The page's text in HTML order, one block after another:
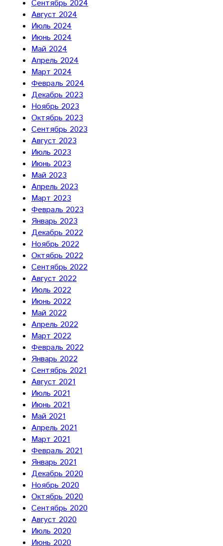
Сентябрь 2024
Август 2024
Июль 2024
Июнь 2024
Май 2024
Апрель 2024
Март 2024
Февраль 2024
Декабрь 2023
Ноябрь 2023
Октябрь 2023
Сентябрь 2023
Август 2023
Июль 2023
Июнь 2023
Май 2023
Апрель 2023
Март 2023
Февраль 2023
Январь 2023
Декабрь 2022
Ноябрь 2022
Октябрь 2022
Сентябрь 2022
Август 2022
Июль 2022
Июнь 2022
Май 2022
Апрель 2022
Март 2022
Февраль 2022
Январь 2022
Сентябрь 2021
Август 2021
Июль 2021
Июнь 2021
Май 2021
Апрель 2021
Март 2021
Февраль 2021
Январь 2021
Декабрь 2020
Ноябрь 2020
Октябрь 2020
Сентябрь 2020
Август 2020
Июль 2020
Июнь 2020